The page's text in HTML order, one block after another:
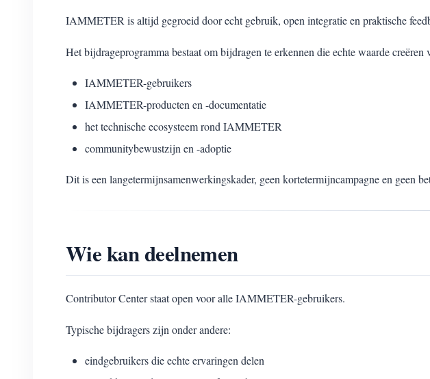
IAMMETER is altijd gegroeid door echt gebruik, open integratie en praktische
Het bijdrageprogramma bestaat om bijdragen te erkennen die echte waarde creëren
IAMMETER-gebruikers
IAMMETER-producten en -documentatie
het technische ecosysteem rond IAMMETER
communitybewustzijn en -adoptie
Dit is een langetermijnsamenwerkingskader, geen kortetermijncampagne en geen
Wie kan deelnemen
Contributor Center staat open voor alle IAMMETER-gebruikers.
Typische bijdragers zijn onder andere:
eindgebruikers die echte ervaringen delen